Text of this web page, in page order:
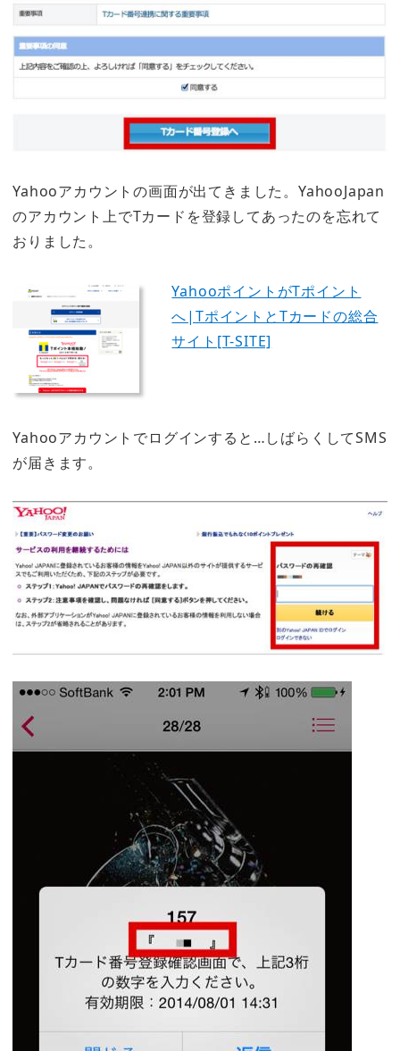
Yahooアカウントの画面が出てきました。YahooJapan
のアカウント上でTカードを登録してあったのを忘れて
おりました。
YahooポイントがTポイント
へ|TポイントとTカードの総合
サイト[T-SITE]
Yahooアカウントでログインすると…しばらくしてSMS
が届きます。